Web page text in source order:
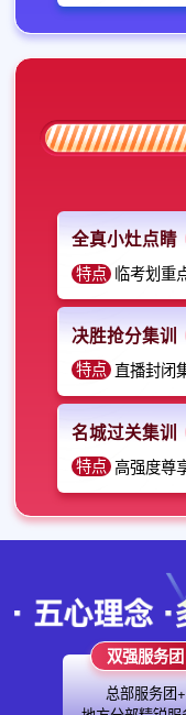
全真小灶点睛
特点 临考划重
决胜抢分集训
特点 直播封闭
名城过关集训
特点 高强度尊
双强服务团
总部服务团+